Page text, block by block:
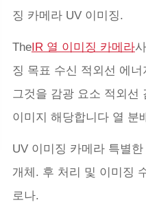
징 카메라 UV 이미징.
TheIR 열 이미징 카메라
징 목표 수신 적외선 에
그것을 감광 요소 적외선
이미지 해당합니다 열 분
UV 이미징 카메라 특별
개체. 후 처리 및 이미징
로나.